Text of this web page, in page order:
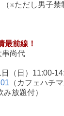
※ただし男子禁
最前線！
串尚代
（日）11:00-
（カフェハチ
放題付）